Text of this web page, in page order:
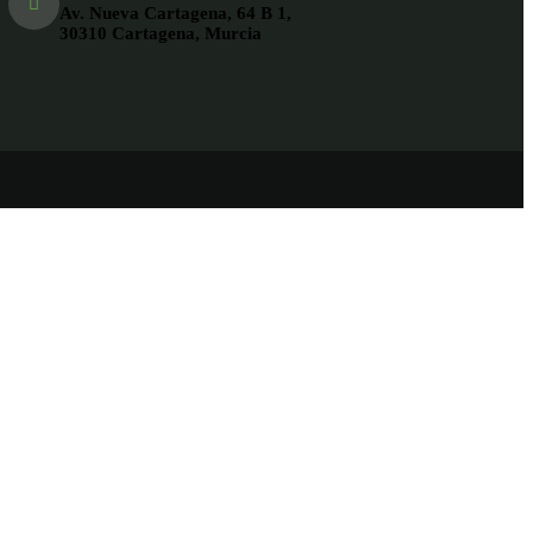
Av. Nueva Cartagena, 64 B 1,
30310 Cartagena, Murcia